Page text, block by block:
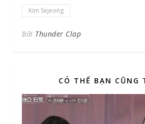
Kim Sejeong
Bởi Thunder Clap
CÓ THỂ BẠN CŨNG